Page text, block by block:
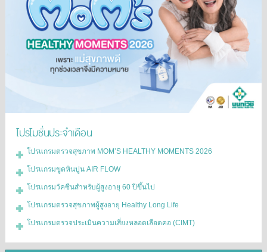
โปรโมชั่นประจำเดือน
โปรแกรมตรวจสุขภาพ MOM’S HEALTHY MOMENTS 2026
โปรแกรมขูดหินปูน AIR FLOW
โปรแกรมวัคซีนสำหรับผู้สูงอายุ 60 ปีขึ้นไป
โปรแกรมตรวจสุขภาพผู้สูงอายุ Healthy Long Life
โปรแกรมตรวจประเมินความเสี่ยงหลอดเลือดคอ (CIMT)